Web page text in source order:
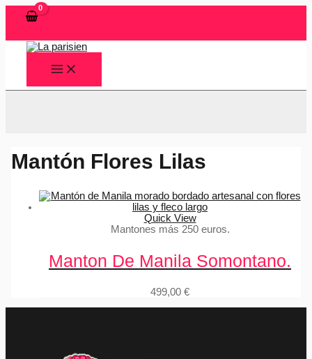
MAIN
MENU
Mantón Flores Lilas
Quick View
Mantones más 250 euros.
Manton De Manila Somontano.
499,00 €